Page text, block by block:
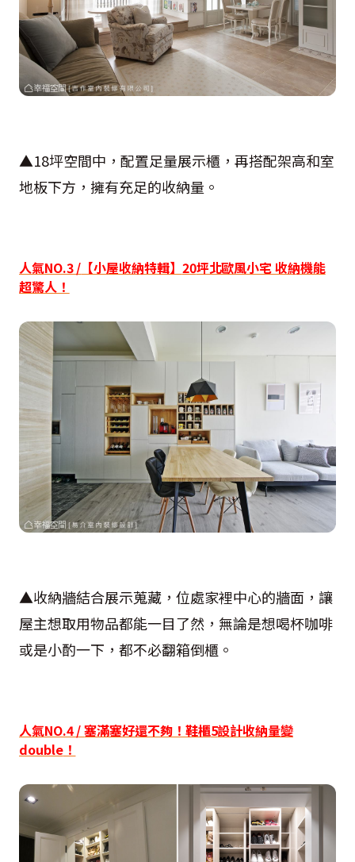
▲18坪空間中，配置足量展示櫃，再搭配架高和室
地板下方，擁有充足的收納量。
人氣NO.3 / 【小屋收納特輯】 20坪北歐風小宅 收納機能
超驚人！
▲收納牆結合展示蒐藏，位處家裡中心的牆面，讓
屋主想取用物品都能一目了然，無論是想喝杯咖啡
或是小酌一下，都不必翻箱倒櫃。
人氣NO.4 /塞滿塞好還不夠！鞋櫃5設計收納量變
double！